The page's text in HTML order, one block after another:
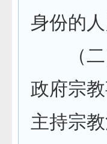
身份的
（二）
政府宗
主持宗